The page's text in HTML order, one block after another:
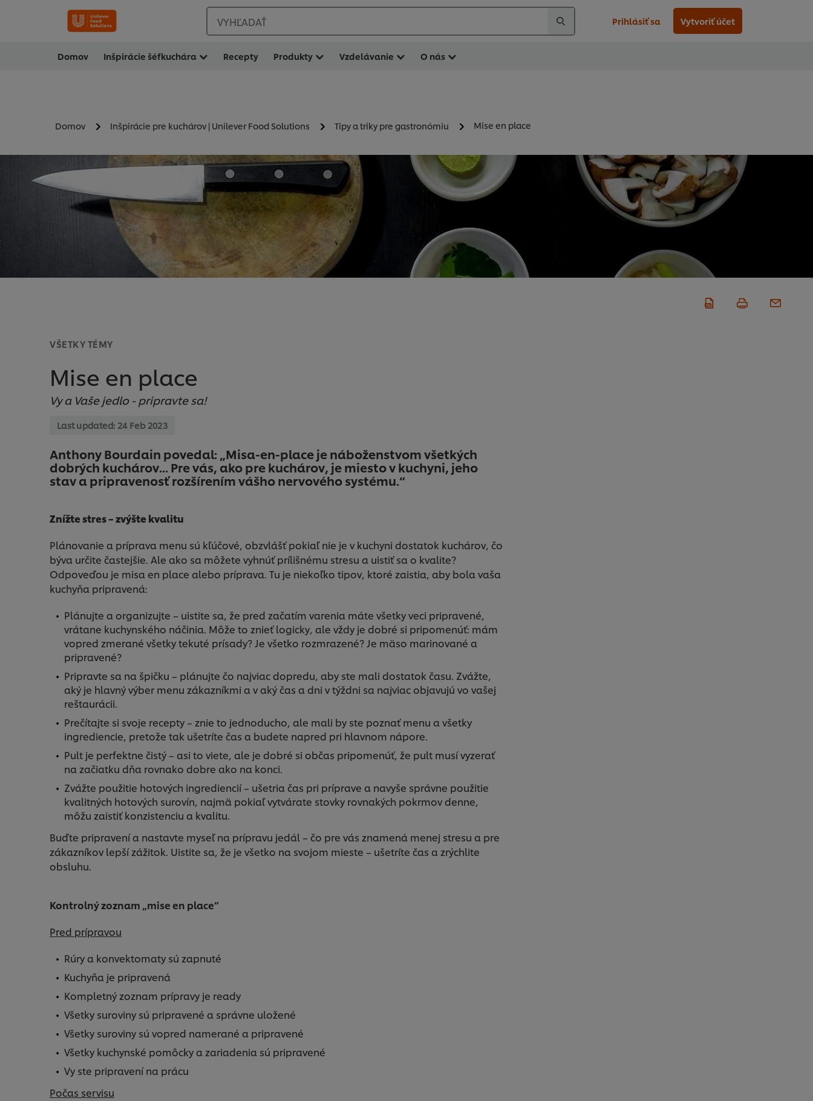
VYHĽADAŤ Prihlásiť sa Vytvoriť účet
Domov Inšpirácie šéfkuchára Recepty Produkty Vzdelávanie O nás
Domov Inšpirácie pre kuchárov | Unilever Food Solutions Tipy a triky pre gastronómiu Mise en place
VŠETKY TÉMY
Mise en place
Vy a Vaše jedlo - pripravte sa!
Last updated: 24 Feb 2023
Anthony Bourdain povedal: „Misa-en-place je náboženstvom všetkých
dobrých kuchárov... Pre vás, ako pre kuchárov, je miesto v kuchyni, jeho
stav a pripravenosť rozšírením vášho nervového systému.“
Znížte stres – zvýšte kvalitu
Plánovanie a príprava menu sú kľúčové, obzvlášť pokiaľ nie je v kuchyni dostatok kuchárov, čo
býva určite častejšie. Ale ako sa môžete vyhnúť prílišnému stresu a uistiť sa o kvalite?
Odpoveďou je misa en place alebo príprava. Tu je niekoľko tipov, ktoré zaistia, aby bola vaša
kuchyňa pripravená:
Plánujte a organizujte – uistite sa, že pred začatím varenia máte všetky veci pripravené,
vrátane kuchynského náčinia. Môže to znieť logicky, ale vždy je dobré si pripomenúť: mám
vopred zmerané všetky tekuté prísady? Je všetko rozmrazené? Je mäso marinované a
pripravené?
Pripravte sa na špičku – plánujte čo najviac dopredu, aby ste mali dostatok času. Zvážte,
aký je hlavný výber menu zákazníkmi a v aký čas a dni v týždni sa najviac objavujú vo vašej
reštaurácii.
Prečítajte si svoje recepty – znie to jednoducho, ale mali by ste poznať menu a všetky
ingrediencie, pretože tak ušetríte čas a budete napred pri hlavnom nápore.
Pult je perfektne čistý – asi to viete, ale je dobré si občas pripomenúť, že pult musí vyzerať
na začiatku dňa rovnako dobre ako na konci.
Zvážte použitie hotových ingrediencií – ušetria čas pri príprave a navyše správne použitie
kvalitných hotových surovín, najmä pokiaľ vytvárate stovky rovnakých pokrmov denne,
môžu zaistiť konzistenciu a kvalitu.
Buďte pripravení a nastavte myseľ na prípravu jedál – čo pre vás znamená menej stresu a pre
zákazníkov lepší zážitok. Uistite sa, že je všetko na svojom mieste – ušetríte čas a zrýchlite
obsluhu.
Kontrolný zoznam „mise en place“
Pred prípravou
Rúry a konvektomaty sú zapnuté
Kuchyňa je pripravená
Kompletný zoznam prípravy je ready
Všetky suroviny sú pripravené a správne uložené
Všetky suroviny sú vopred namerané a pripravené
Všetky kuchynské pomôcky a zariadenia sú pripravené
Vy ste pripravení na prácu
Počas servisu